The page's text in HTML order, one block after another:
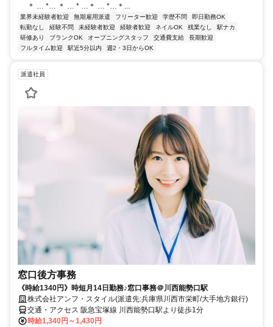
＊ … *… ＊ … * …＊ … *…＊...
業界未経験者歓迎 無期雇用派遣 フリーター歓迎 学歴不問
即日勤務OK
転勤なし
経験不問 未経験者歓迎 経験者歓迎 ネイルOK 残業なし
駅ナカ
研修あり
ブランクOK オープニングスタッフ 交通費支給
長期歓迎
フルタイム歓迎
駅近5分以内 週2・3日からOK
派遣社員
窓口後方事務
《時給1340円》時短月14日勤務♪窓口事務＠川西能勢口駅
株式会社アンフ・スタイル(派遣先:兵庫県川西市栄町/大手地方銀行)
交通・アクセス 阪急宝塚線 川西能勢口駅より徒歩1分
時給1,340円～1,430円